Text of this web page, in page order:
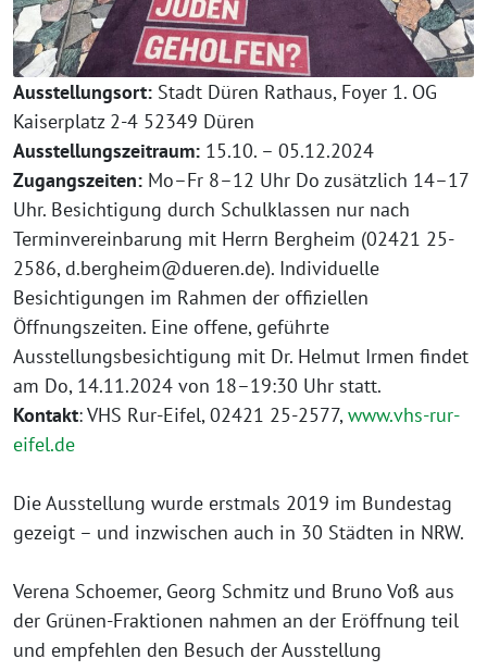
Ausstellungsort: Stadt Düren Rathaus, Foyer 1. OG
Kaiserplatz 2-4 52349 Düren
Ausstellungszeitraum: 15.10. – 05.12.2024
Zugangszeiten: Mo–Fr 8–12 Uhr Do zusätzlich 14–17
Uhr. Besichtigung durch Schulklassen nur nach
Terminvereinbarung mit Herrn Bergheim (02421 25-
2586, d.bergheim@dueren.de). Individuelle
Besichtigungen im Rahmen der offiziellen
Öffnungszeiten. Eine offene, geführte
Ausstellungsbesichtigung mit Dr. Helmut Irmen findet
am Do, 14.11.2024 von 18–19:30 Uhr statt.
Kontakt: VHS Rur-Eifel, 02421 25-2577,www.vhs-rur-
eifel.de
Die Ausstellung wurde erstmals 2019 im Bundestag
gezeigt – und inzwischen auch in 30 Städten in NRW.
Verena Schoemer, Georg Schmitz und Bruno Voß aus
der Grünen-Fraktionen nahmen an der Eröffnung teil
und empfehlen den Besuch der Ausstellung